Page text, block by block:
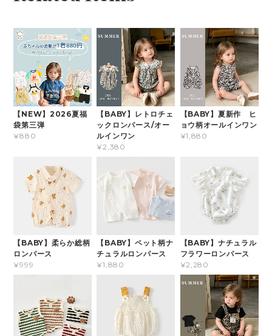
【NEW】2026夏福
袋第三弾
¥880
【BABY】レトロチェ
ックロンパース/オー
ルインワン
¥2,380
【BABY】夏新作 ヒ
ョウ柄オールインワン
¥1,880
【BABY】柔らか総柄
ロンパース
¥999
【BABY】ペット柄ナ
チュラルロンパース
¥1,880
【BABY】ナチュラル
フラワーロンパース
¥2,280